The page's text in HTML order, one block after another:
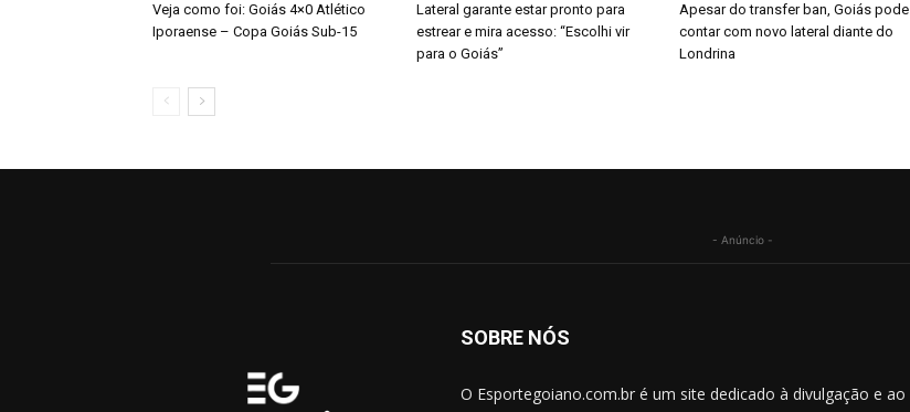
Veja como foi: Goiás 4×0 Atlético
Iporaense – Copa Goiás Sub-15
Lateral garante estar pronto para
estrear e mira acesso: “Escolhi vir
para o Goiás”
Apesar do transfer ban, Goiás pode
contar com novo lateral diante do
Londrina
- Anúncio -
SOBRE NÓS
O Esportegoiano.com.br é um site dedicado à divulgação e ao